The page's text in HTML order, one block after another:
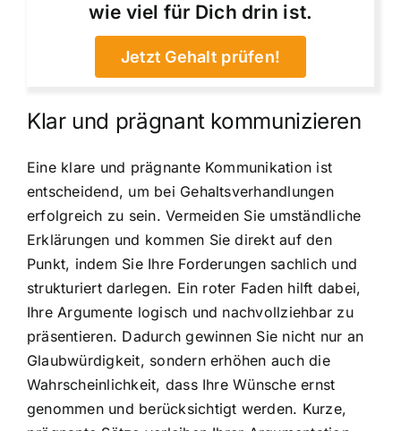
wie viel für Dich drin ist.
Jetzt Gehalt prüfen!
Klar und prägnant kommunizieren
Eine klare und prägnante Kommunikation ist
entscheidend, um bei Gehaltsverhandlungen
erfolgreich zu sein. Vermeiden Sie umständliche
Erklärungen und kommen Sie direkt auf den
Punkt, indem Sie Ihre Forderungen sachlich und
strukturiert darlegen. Ein roter Faden hilft dabei,
Ihre Argumente logisch und nachvollziehbar zu
präsentieren. Dadurch gewinnen Sie nicht nur an
Glaubwürdigkeit, sondern erhöhen auch die
Wahrscheinlichkeit, dass Ihre Wünsche ernst
genommen und berücksichtigt werden. Kurze,